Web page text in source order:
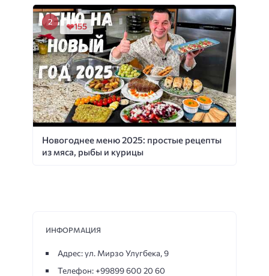
Новогоднее меню 2025: простые рецепты
из мяса, рыбы и курицы
155
ИНФОРМАЦИЯ
Адрес: ул. Мирзо Улугбека, 9
Телефон: +99899 600 20 60